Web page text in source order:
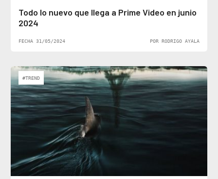
Todo lo nuevo que llega a Prime Video en junio
2024
FECHA 31/05/2024 POR RODRIGO AYALA
#TREND